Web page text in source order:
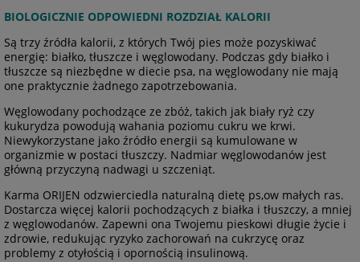
BIOLOGICZNIE ODPOWIEDNI ROZDZIAŁ KALORII
Są trzy źródła kalorii, z których Twój pies może pozyskiwać
energię: białko, tłuszcze i węglowodany. Podczas gdy białko i
tłuszcze są niezbędne w diecie psa, na węglowodany nie mają
one praktycznie żadnego zapotrzebowania.
Węglowodany pochodzące ze zbóż, takich jak biały ryż czy
kukurydza powodują wahania poziomu cukru we krwi.
Niewykorzystane jako źródło energii są kumulowane w
organizmie w postaci tłuszczy. Nadmiar węglowodanów jest
główną przyczyną nadwagi u szczeniąt.
Karma ORIJEN odzwierciedla naturalną dietę ps,ow małych ras.
Dostarcza więcej kalorii pochodzących z białka i tłuszczy, a mniej
z węglowodanów. Zapewni ona Twojemu pieskowi długie życie i
zdrowie, redukując ryzyko zachorowań na cukrzycę oraz
problemy z otyłością i opornością insulinową.